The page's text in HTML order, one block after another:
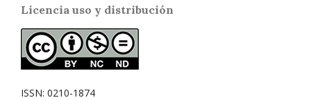
Licencia uso y distribución
ISSN: 0210-1874